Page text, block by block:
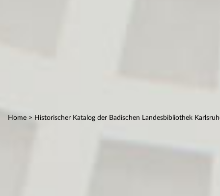
Home > Historischer Katalog der Badischen Landesbibliothek